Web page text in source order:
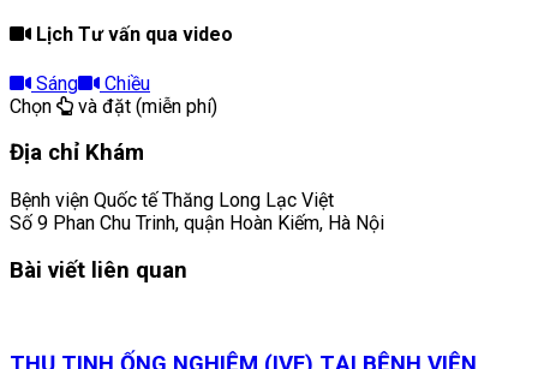
Lịch Tư vấn qua video
Sáng
Chiều
Chọn
và đặt (miễn phí)
Địa chỉ Khám
Bệnh viện Quốc tế Thăng Long Lạc Việt
Số 9 Phan Chu Trinh, quận Hoàn Kiếm, Hà Nội
Bài viết liên quan